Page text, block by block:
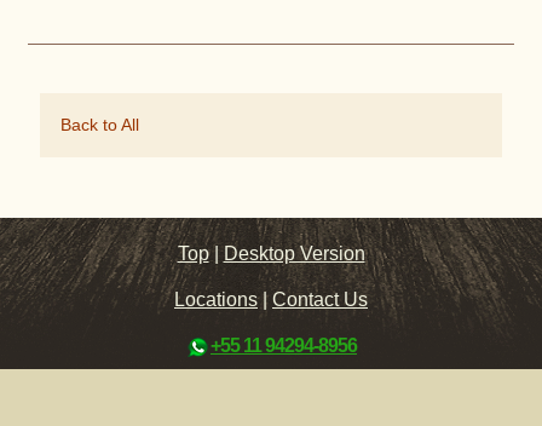
Back to All
Top |Desktop Version
Locations|Contact Us
+55 11 94294-8956